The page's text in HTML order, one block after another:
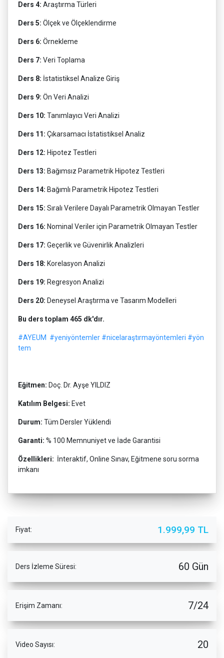
Ders 4: Araştırma Türleri
Ders 5: Ölçek ve Ölçeklendirme
Ders 6: Örnekleme
Ders 7: Veri Toplama
Ders 8: İstatistiksel Analize Giriş
Ders 9: Ön Veri Analizi
Ders 10: Tanımlayıcı Veri Analizi
Ders 11: Çıkarsamacı İstatistiksel Analiz
Ders 12: Hipotez Testleri
Ders 13: Bağımsız Parametrik Hipotez Testleri
Ders 14: Bağımlı Parametrik Hipotez Testleri
Ders 15: Sıralı Verilere Dayalı Parametrik Olmayan Testler
Ders 16: Nominal Veriler için Parametrik Olmayan Testler
Ders 17: Geçerlik ve Güvenirlik Analizleri
Ders 18: Korelasyon Analizi
Ders 19: Regresyon Analizi
Ders 20: Deneysel Araştırma ve Tasarım Modelleri
Bu ders toplam 465 dk'dır.
#AYEUM #yeniyöntemler #nicelaraştırmayöntemleri #yön
tem
Eğitmen: Doç. Dr. Ayşe YILDIZ
Katılım Belgesi: Evet
Durum: Tüm Dersler Yüklendi
Garanti: % 100 Memnuniyet ve İade Garantisi
Özellikleri: İnteraktif, Online Sınav, Eğitmene soru sorma
imkanı
Fiyat: 1.999,99 TL
Ders İzleme Süresi: 60 Gün
Erişim Zamanı: 7/24
Video Sayısı: 20